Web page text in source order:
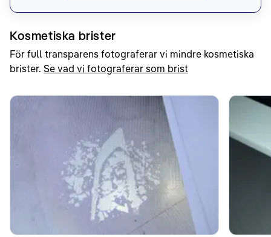
Kosmetiska brister
För full transparens fotograferar vi mindre kosmetiska
brister. Se vad vi fotograferar som brist